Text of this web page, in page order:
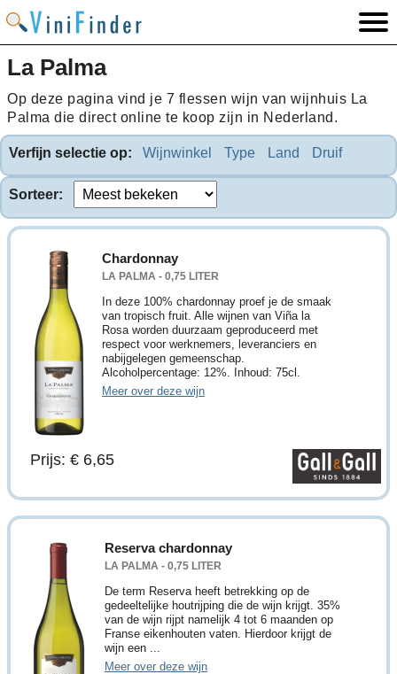
La Palma
Op deze pagina vind je 7 flessen wijn van wijnhuis La
Palma die direct online te koop zijn in Nederland.
Verfijn selectie op: Wijnwinkel Type Land Druif
Sorteer:
Chardonnay
LA PALMA - 0,75 LITER
In deze 100% chardonnay proef je de smaak
van tropisch fruit. Alle wijnen van Viña la
Rosa worden duurzaam geproduceerd met
respect voor werknemers, leveranciers en
nabijgelegen gemeenschap.
Alcoholpercentage: 12%. Inhoud: 75cl.
Meer over deze wijn
Prijs: € 6,65
Reserva chardonnay
LA PALMA - 0,75 LITER
De term Reserva heeft betrekking op de
gedeeltelijke houtrijping die de wijn krijgt. 35%
van de wijn rijpt namelijk 4 tot 6 maanden op
Franse eikenhouten vaten. Hierdoor krijgt de
wijn een ...
Meer over deze wijn